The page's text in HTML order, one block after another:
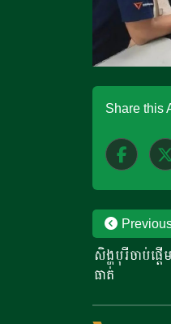
Share this
Post
សិង្ហបុរីចាប់ផ្
ធាត់